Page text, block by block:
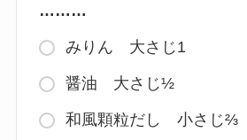
………
みりん 大さじ1
醤油 大さじ½
和風顆粒だし 小さじ⅔